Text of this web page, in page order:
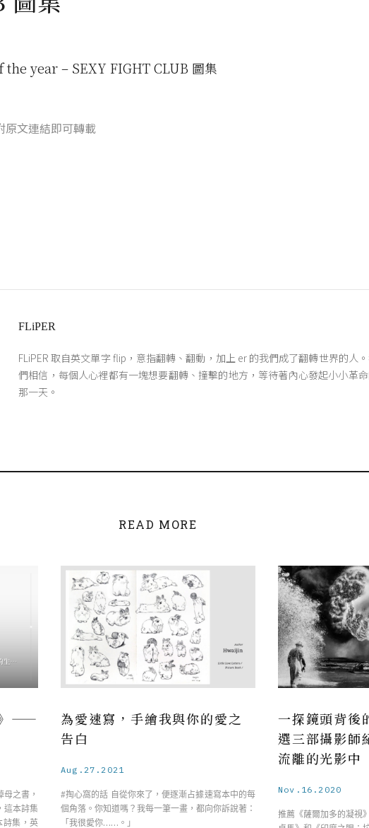
the year – SEXY FIGHT CLUB 圖集
原文連結即可轉載
FLiPER
FLiPER 取自英文單字 flip，意指翻轉、翻動，加上 er 的我們成了翻轉世界的人
們相信，每個人心裡都有一塊想要翻轉、撞擊的地方，等待著內心發起小小革
那一天。
READ MORE
》——
之書，
這本詩集
詩集，英
為愛速寫，手繪我與你的愛之
告白
Aug.27.2021
#掏心窩的話 自從你來了，便逐漸占據速寫本中的每
個角落。你知道嗎？我每一筆一畫，都向你訴說著：
「我很愛你……。」
一探鏡頭背後
選三部攝影師
流離的光影中
Nov.16.2020
推薦《薩爾加多的凝視